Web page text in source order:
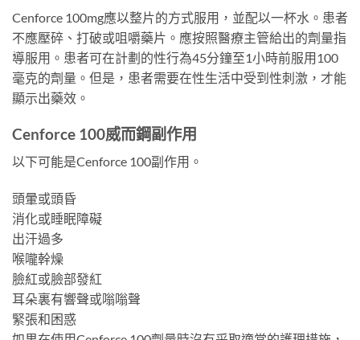
Cenforce 100mg應以整片的方式服用，並配以一杯水。患者
不應壓碎、打破或咀嚼藥片。應按照醫療主管給出的劑量指
導服用。患者可在計劃的性行為45分鐘至1小時前服用100
毫克的劑量。但是，患者需要在性生活中受到性刺激，才能
顯示出藥效。
Cenforce 100威而鋼副作用
以下可能是Cenforce 100副作用。
頭暈或頭昏
消化或睡眠障礙
出汗過多
喉嚨幹燥
臉紅或臉部發紅
耳朵裏有響聲或嗡嗡聲
緊張和困惑